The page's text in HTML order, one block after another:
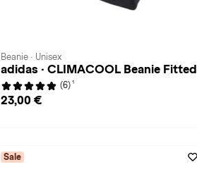
Beanie · Unisex
adidas · CLIMACOOL Beanie Fitted
(6) 1
23,00 €
Sale